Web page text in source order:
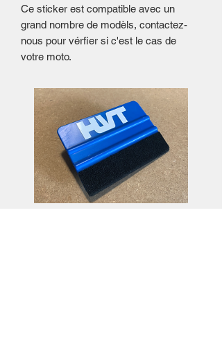
Ce sticker est compatible avec un
grand nombre de modèls, contactez-
nous pour vérfier si c'est le cas de
votre moto.